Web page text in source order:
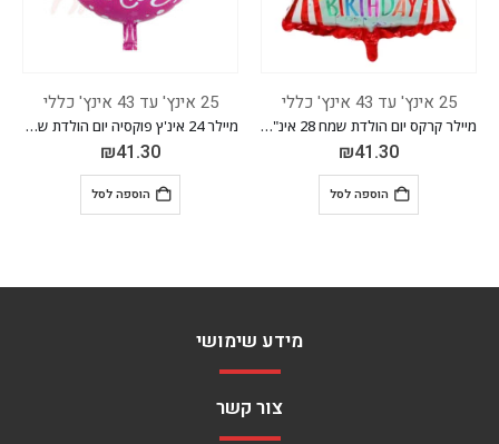
מיילר קרקס יום הולדת שמח 28 אינ"ץ *מגיע בסיטונאות חבילה של 5 יח'*
25 אינץ' עד 43 אינץ' כללי
מיילר 24 אינ'ץ פוקסיה יום הולדת שמח+מדבקה *מגיע בסיטונאות חבילה של 5 יח'*
25 אינץ' עד 43 אינץ' כללי
מידע שימושי
צור קשר